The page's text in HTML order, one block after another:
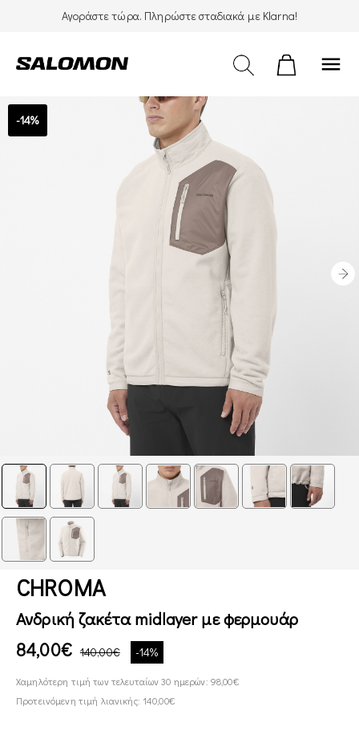
Αγοράστε τώρα. Πληρώστε σταδιακά με Klarna!
menu
-14%
CHROMA
Ανδρική ζακέτα midlayer με φερμουάρ
84,00€ 140,00€ -14%
Χαμηλότερη τιμή των τελευταίων 30 ημερών: 98,00€
Προτεινόμενη τιμή λιανικής: 140,00€